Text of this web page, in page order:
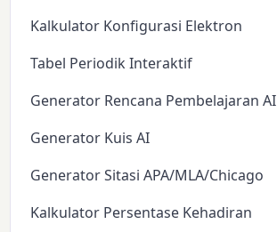
Kalkulator Konfigurasi Elektron
Tabel Periodik Interaktif
Generator Rencana Pembelajaran AI
Generator Kuis AI
Generator Sitasi APA/MLA/Chicago
Kalkulator Persentase Kehadiran